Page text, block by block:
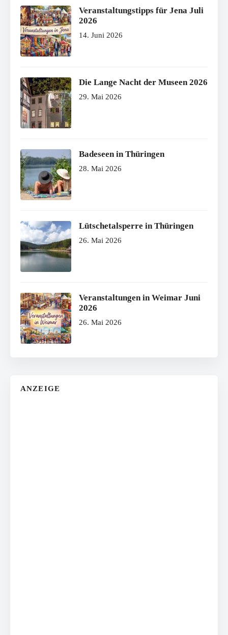
Veranstaltungstipps für Jena Juli
2026
14. Juni 2026
Die Lange Nacht der Museen 2026
29. Mai 2026
Badeseen in Thüringen
28. Mai 2026
Lütschetalsperre in Thüringen
26. Mai 2026
Veranstaltungen in Weimar Juni
2026
26. Mai 2026
ANZEIGE